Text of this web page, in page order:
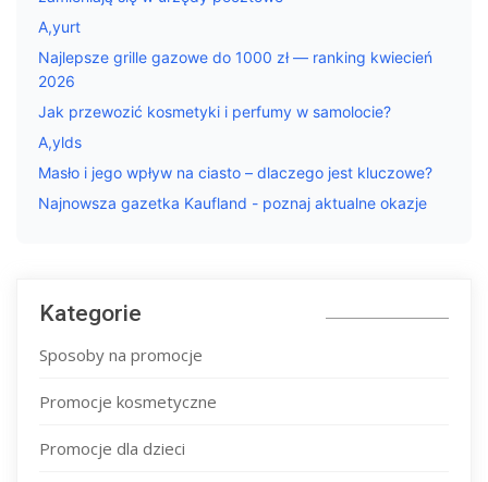
A,yurt
Najlepsze grille gazowe do 1000 zł — ranking kwiecień
2026
Jak przewozić kosmetyki i perfumy w samolocie?
A,ylds
Masło i jego wpływ na ciasto – dlaczego jest kluczowe?
Najnowsza gazetka Kaufland - poznaj aktualne okazje
Kategorie
Sposoby na promocje
Promocje kosmetyczne
Promocje dla dzieci